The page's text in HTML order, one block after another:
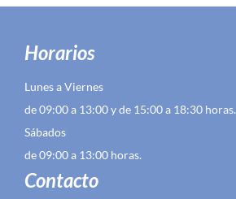
Horarios
Lunes a Viernes
de 09:00 a 13:00 y de 15:00 a 18:30 horas.
Sábados
de 09:00 a 13:00 horas.
Contacto